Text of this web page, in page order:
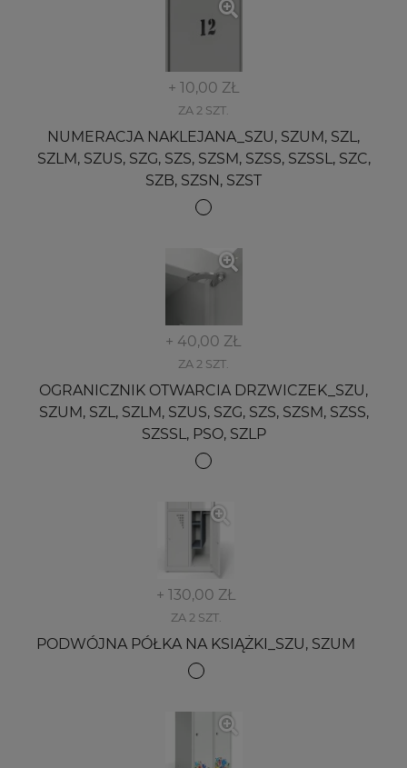
+ 10,00 ZŁ
ZA 2 SZT.
NUMERACJA NAKLEJANA_SZU, SZUM, SZL,
SZLM, SZUS, SZG, SZS, SZSM, SZSS, SZSSL, SZC,
SZB, SZSN, SZST
+ 40,00 ZŁ
ZA 2 SZT.
OGRANICZNIK OTWARCIA DRZWICZEK_SZU,
SZUM, SZL, SZLM, SZUS, SZG, SZS, SZSM, SZSS,
SZSSL, PSO, SZLP
+ 130,00 ZŁ
ZA 2 SZT.
PODWÓJNA PÓŁKA NA KSIĄŻKI_SZU, SZUM